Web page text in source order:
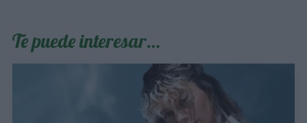
Te puede interesar…